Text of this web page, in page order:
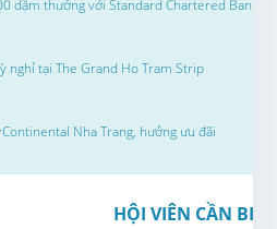
dặm thưởng với Standard Chartered Bank
nghỉ tại The Grand Ho Tram Strip
Nha Trang, hưởng ưu đãi
HỘI VIÊN CẦN BIẾT